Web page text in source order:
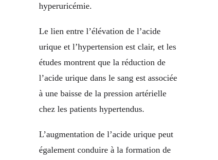
hyperuricémie.
Le lien entre l’élévation de l’acide
urique et l’hypertension est clair, et les
études montrent que la réduction de
l’acide urique dans le sang est associée
à une baisse de la pression artérielle
chez les patients hypertendus.
L’augmentation de l’acide urique peut
également conduire à la formation de